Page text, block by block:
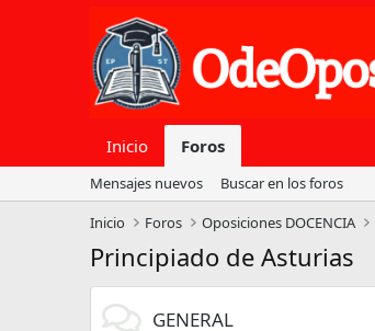
Inicio Foros
Mensajes nuevos
Buscar en los foros
Inicio
Foros Oposiciones DOCENCIA
Principiado de Asturias
GENERAL